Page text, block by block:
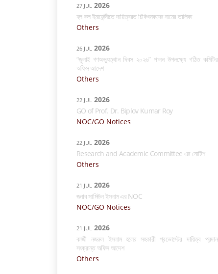
27 JUL 2026
হল কল ইমার্জেন্সীতে দায়িত্বরত চিকিৎসকদের নামের তালিকা
Others
26 JUL 2026
“জুলাই গণঅভ্যুত্থান দিবস ২০২৬” পালন উপলক্ষ্যে গঠিত কমিটির
অফিস আদেশ
Others
22 JUL 2026
GO of Prof. Dr. Biplov Kumar Roy
NOC/GO Notices
22 JUL 2026
Research and Academic Committee এর নোটিশ
Others
21 JUL 2026
জনাব সামিউল ইসলাম এর NOC
NOC/GO Notices
21 JUL 2026
কাজী নজরুল ইসলাম হলের সহকারী প্রভোস্টের দায়িত্ব প্রদান
সংক্রান্ত অফিস আদেশ
Others